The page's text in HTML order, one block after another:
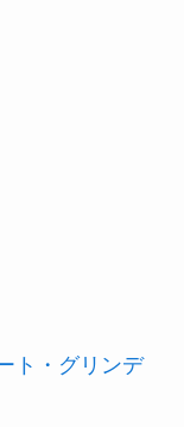
ト・グリンデ